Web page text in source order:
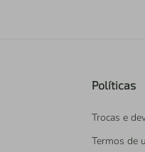
Políticas
Trocas e
Termos de